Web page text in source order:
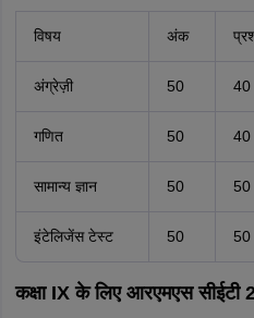
विषय अंक
अंग्रेज़ी 50 40
गणित 50 40
सामान्य ज्ञान 50 50
इंटेलिजेंस टेस्ट 50 50
कक्षा IX के लिए आरएमएस सीईटी